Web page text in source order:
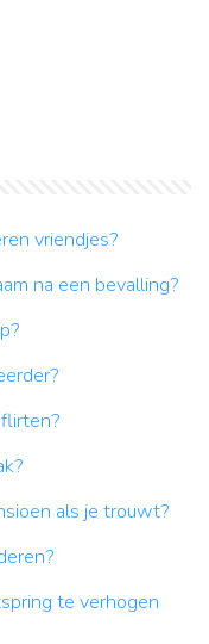
vriendjes?
na een bevalling?
als je trouwt?
te verhogen